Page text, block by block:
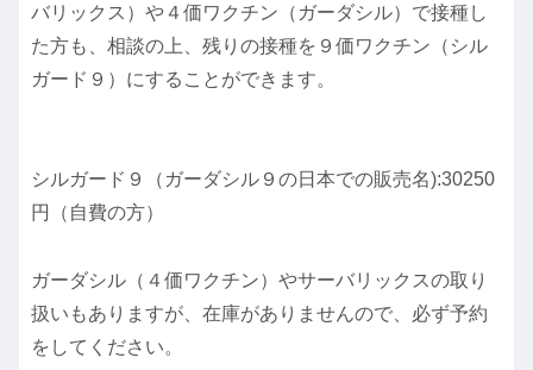
バリックス）や４価ワクチン（ガーダシル）で接種し
た方も、相談の上、残りの接種を９価ワクチン（シル
ガード９）にすることができます。
シルガード９（ガーダシル９の日本での販売名):30250
円（自費の方）
ガーダシル（４価ワクチン）やサーバリックスの取り
扱いもありますが、在庫がありませんので、必ず予約
をしてください。